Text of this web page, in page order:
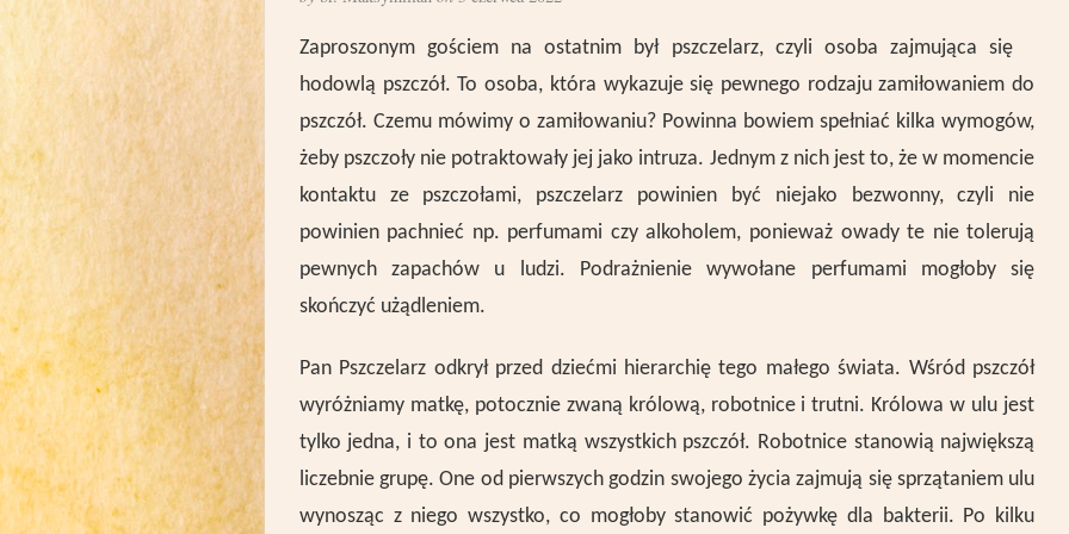
Zaproszonym gościem na ostatnim był pszczelarz, czyli osoba zajmująca się
hodowlą pszczół. To osoba, która wykazuje się pewnego rodzaju zamiłowaniem do
pszczół. Czemu mówimy o zamiłowaniu? Powinna bowiem spełniać kilka wymogów,
żeby pszczoły nie potraktowały jej jako intruza. Jednym z nich jest to, że w momencie
kontaktu ze pszczołami, pszczelarz powinien być niejako bezwonny, czyli nie
powinien pachnieć np. perfumami czy alkoholem, ponieważ owady te nie tolerują
pewnych zapachów u ludzi. Podrażnienie wywołane perfumami mogłoby się
skończyć użądleniem.
Pan Pszczelarz odkrył przed dziećmi hierarchię tego małego świata. Wśród pszczół
wyróżniamy matkę, potocznie zwaną królową, robotnice i trutni. Królowa w ulu jest
tylko jedna, i to ona jest matką wszystkich pszczół. Robotnice stanowią największą
liczebnie grupę. One od pierwszych godzin swojego życia zajmują się sprzątaniem ulu
wynosząc z niego wszystko, co mogłoby stanowić pożywkę dla bakterii. Po kilku